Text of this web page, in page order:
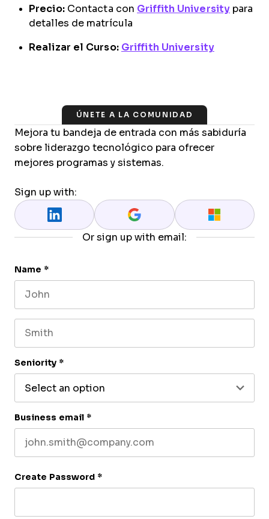
Precio:Contacta con Griffith University para
detalles de matrícula
Realizar el Curso: Griffith University
ÚNETE A LA COMUNIDAD
Mejora tu bandeja de entrada con más sabiduría
sobre liderazgo tecnológico para ofrecer
mejores programas y sistemas.
Sign up with:
Or sign up with email:
Name *
Seniority *
Business email *
Create Password *